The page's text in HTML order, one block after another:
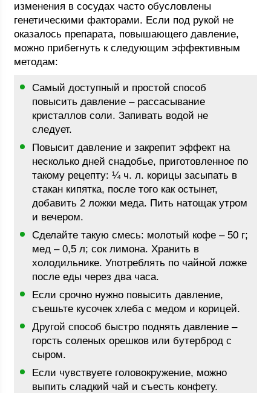
изменения в сосудах часто обусловлены
генетическими факторами. Если под рукой не
оказалось препарата, повышающего давление,
можно прибегнуть к следующим эффективным
методам:
Самый доступный и простой способ
повысить давление – рассасывание
кристаллов соли. Запивать водой не
следует.
Повысит давление и закрепит эффект на
несколько дней снадобье, приготовленное по
такому рецепту: ¼ ч. л. корицы засыпать в
стакан кипятка, после того как остынет,
добавить 2 ложки меда. Пить натощак утром
и вечером.
Сделайте такую смесь: молотый кофе – 50 г;
мед – 0,5 л; сок лимона. Хранить в
холодильнике. Употреблять по чайной ложке
после еды через два часа.
Если срочно нужно повысить давление,
съешьте кусочек хлеба с медом и корицей.
Другой способ быстро поднять давление –
горсть соленых орешков или бутерброд с
сыром.
Если чувствуете головокружение, можно
выпить сладкий чай и съесть конфету.